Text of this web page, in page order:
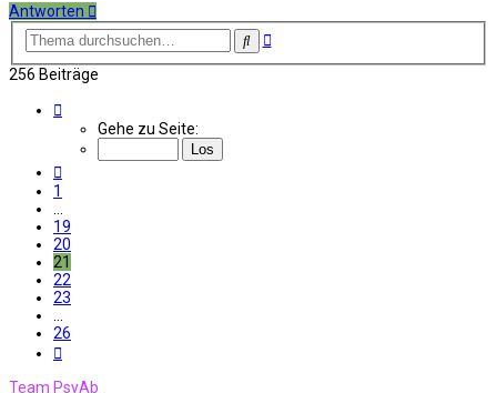
Antworten
SucheErweiterte
256 Beiträge
Gehe zu Seite:
1
19
20
21
22
23
26
Team PsyAb